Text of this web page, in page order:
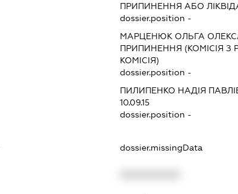
ПРИПИНЕННЯ АБО
dossier.position -
МАРЦЕНЮК ОЛЬГА
ПРИПИНЕННЯ (КОМІСІЯ З
КОМІСІЯ)
dossier.position -
ПИЛИПЕНКО НАДІЯ
10.09.15
dossier.position -
dossier.missingData